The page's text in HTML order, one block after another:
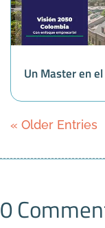
Un Master en
« Older Entries
0